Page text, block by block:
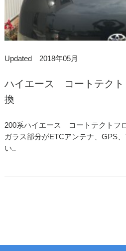
Updated 2018年05月
ハイエース コートテク
換
200系ハイエース コートテクトフ
ガラス部分がETCアンテナ、GPS
い..